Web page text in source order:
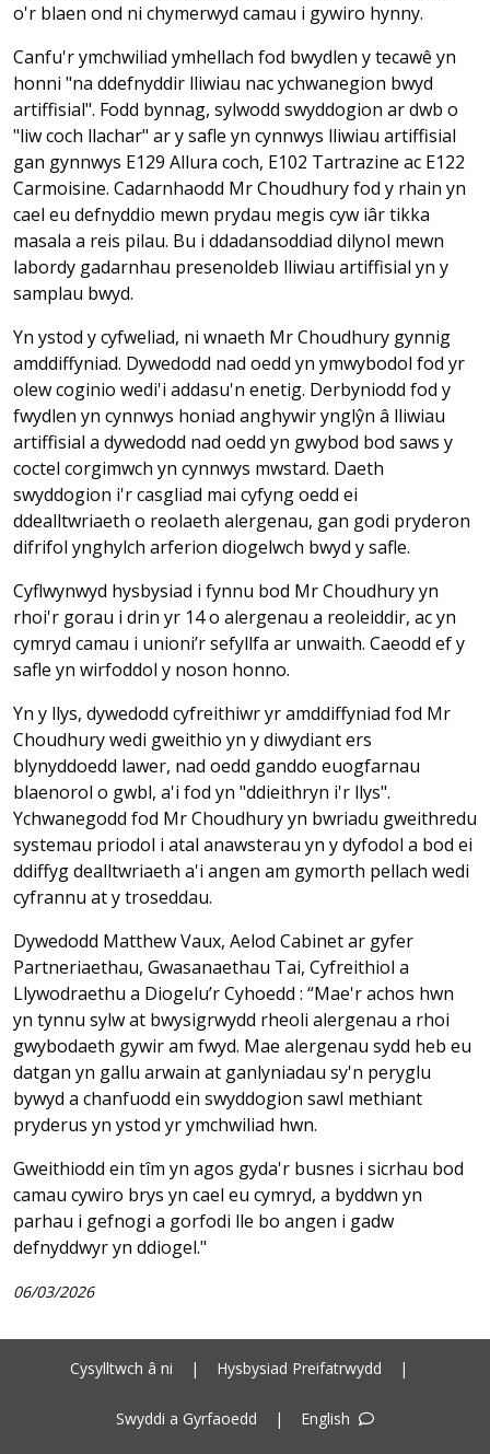
o'r blaen ond ni chymerwyd camau i gywiro hynny.
Canfu'r ymchwiliad ymhellach fod bwydlen y tecawê yn
honni "na ddefnyddir lliwiau nac ychwanegion bwyd
artiffisial". Fodd bynnag, sylwodd swyddogion ar dwb o
"liw coch llachar" ar y safle yn cynnwys lliwiau artiffisial
gan gynnwys E129 Allura coch, E102 Tartrazine ac E122
Carmoisine. Cadarnhaodd Mr Choudhury fod y rhain yn
cael eu defnyddio mewn prydau megis cyw iâr tikka
masala a reis pilau. Bu i ddadansoddiad dilynol mewn
labordy gadarnhau presenoldeb lliwiau artiffisial yn y
samplau bwyd.
Yn ystod y cyfweliad, ni wnaeth Mr Choudhury gynnig
amddiffyniad. Dywedodd nad oedd yn ymwybodol fod yr
olew coginio wedi'i addasu'n enetig. Derbyniodd fod y
fwydlen yn cynnwys honiad anghywir ynglŷn â lliwiau
artiffisial a dywedodd nad oedd yn gwybod bod saws y
coctel corgimwch yn cynnwys mwstard. Daeth
swyddogion i'r casgliad mai cyfyng oedd ei
ddealltwriaeth o reolaeth alergenau, gan godi pryderon
difrifol ynghylch arferion diogelwch bwyd y safle.
Cyflwynwyd hysbysiad i fynnu bod Mr Choudhury yn
rhoi'r gorau i drin yr 14 o alergenau a reoleiddir, ac yn
cymryd camau i unioni’r sefyllfa ar unwaith. Caeodd ef y
safle yn wirfoddol y noson honno.
Yn y llys, dywedodd cyfreithiwr yr amddiffyniad fod Mr
Choudhury wedi gweithio yn y diwydiant ers
blynyddoedd lawer, nad oedd ganddo euogfarnau
blaenorol o gwbl, a'i fod yn "ddieithryn i'r llys".
Ychwanegodd fod Mr Choudhury yn bwriadu gweithredu
systemau priodol i atal anawsterau yn y dyfodol a bod ei
ddiffyg dealltwriaeth a'i angen am gymorth pellach wedi
cyfrannu at y troseddau.
Dywedodd Matthew Vaux, Aelod Cabinet ar gyfer
Partneriaethau, Gwasanaethau Tai, Cyfreithiol a
Llywodraethu a Diogelu’r Cyhoedd : “Mae'r achos hwn
yn tynnu sylw at bwysigrwydd rheoli alergenau a rhoi
gwybodaeth gywir am fwyd. Mae alergenau sydd heb eu
datgan yn gallu arwain at ganlyniadau sy'n peryglu
bywyd a chanfuodd ein swyddogion sawl methiant
pryderus yn ystod yr ymchwiliad hwn.
Gweithiodd ein tîm yn agos gyda'r busnes i sicrhau bod
camau cywiro brys yn cael eu cymryd, a byddwn yn
parhau i gefnogi a gorfodi lle bo angen i gadw
defnyddwyr yn ddiogel."
06/03/2026
Cysylltwch â ni | Hysbysiad Preifatrwydd |
Swyddi a Gyrfaoedd | English